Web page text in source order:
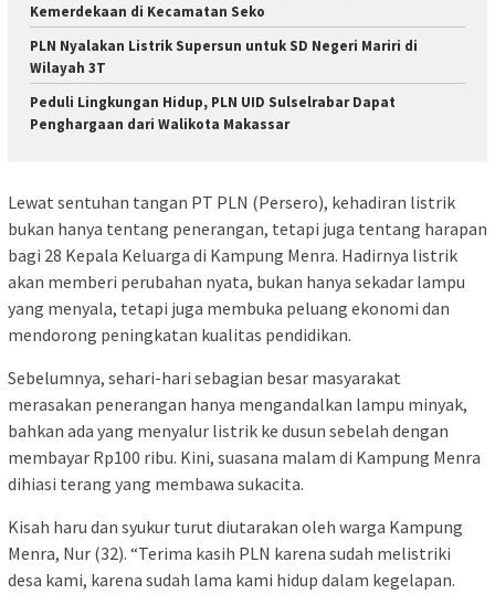
Kemerdekaan di Kecamatan Seko
PLN Nyalakan Listrik Supersun untuk SD Negeri Mariri di
Wilayah 3T
Peduli Lingkungan Hidup, PLN UID Sulselrabar Dapat
Penghargaan dari Walikota Makassar
Lewat sentuhan tangan PT PLN (Persero), kehadiran listrik
bukan hanya tentang penerangan, tetapi juga tentang harapan
bagi 28 Kepala Keluarga di Kampung Menra. Hadirnya listrik
akan memberi perubahan nyata, bukan hanya sekadar lampu
yang menyala, tetapi juga membuka peluang ekonomi dan
mendorong peningkatan kualitas pendidikan.
Sebelumnya, sehari-hari sebagian besar masyarakat
merasakan penerangan hanya mengandalkan lampu minyak,
bahkan ada yang menyalur listrik ke dusun sebelah dengan
membayar Rp100 ribu. Kini, suasana malam di Kampung Menra
dihiasi terang yang membawa sukacita.
Kisah haru dan syukur turut diutarakan oleh warga Kampung
Menra, Nur (32). “Terima kasih PLN karena sudah melistriki
desa kami, karena sudah lama kami hidup dalam kegelapan.